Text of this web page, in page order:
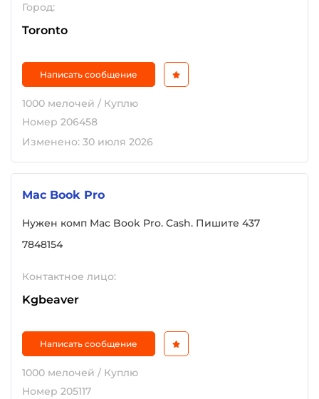
Город:
Toronto
Написать сообщение
1000 мелочей / Куплю
Номер 206458
Изменено: 30 июля 2026
Mac Book Pro
Нужен комп Mac Book Pro. Cash. Пишите 437
7848154
Контактное лицо:
Kgbeaver
Написать сообщение
1000 мелочей / Куплю
Номер 205117